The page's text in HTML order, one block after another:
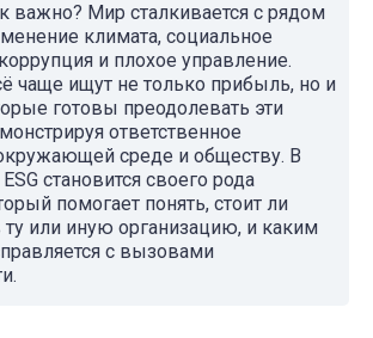
важно? Мир сталкивается с рядом
климата, социальное
и плохое управление.
чаще ищут не только прибыль, но и
готовы преодолевать эти
ответственное
среде и обществу. В
становится своего рода
помогает понять, стоит ли
или иную организацию, и каким
с вызовами